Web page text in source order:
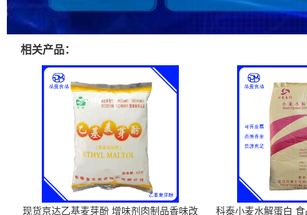
相关产品：
现货京达乙基麦芽酚 增味剂肉制品香味改
科泰小麦水解蛋白